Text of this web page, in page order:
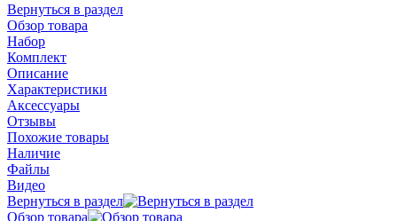
Вернуться в раздел
Обзор товара
Набор
Комплект
Описание
Характеристики
Аксессуары
Отзывы
Похожие товары
Наличие
Файлы
Видео
Вернуться в раздел
Обзор товара